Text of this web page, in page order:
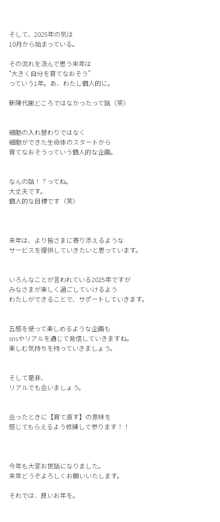
そして、2025年の気は
10月から始まっている。
その流れを汲んで思う来年は
“大きく自分を育てなおそう”
っていう1年。あ、わたし個人的に。
新陳代謝どころではなかったって話（笑）
細胞の入れ替わりではなく
細胞ができた生命体のスタートから
育てなおそうっていう個人的な企画。
なんの話！？ってね。
大丈夫です。
個人的な目標です（笑）
来年は、より皆さまに寄り添えるような
サービスを提供していきたいと思っています。
いろんなことが言われている2025年ですが
みなさまが楽しく過ごしていけるよう
わたしができることで、サポートしていきます。
五感を使って楽しめるような企画も
snsやリアルを通じて発信していきますね。
楽しむ気持ちを持っていきましょう。
そして是非、
リアルでも会いましょう。
会ったときに【育て直す】の意味を
感じてもらえるよう修練して参ります！！
今年も大変お世話になりました。
来年どうぞよろしくお願いいたします。
それでは、良いお年を。